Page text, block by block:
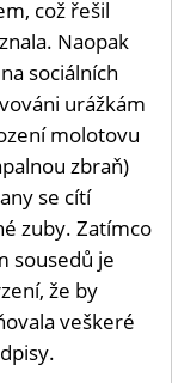
což řešil
Naopak
sociálních
urážkám
molotovu
zbraň)
se cítí
zuby. Zatímco
sousedů je
že by
veškeré